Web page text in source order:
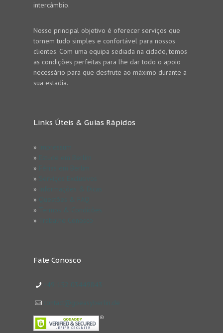
intercâmbio.
Nosso principal objetivo é oferecer serviços que
tornem tudo simples e confortável para nossos
clientes. Com uma equipa sediada na cidade, temos
as condições perfeitas para lhe dar todo o apoio
necessário para que desfrute ao máximo durante a
sua estadia.
Links Úteis & Guias Rápidos
»
»
»
»
»
»
»
»
Fale Conosco